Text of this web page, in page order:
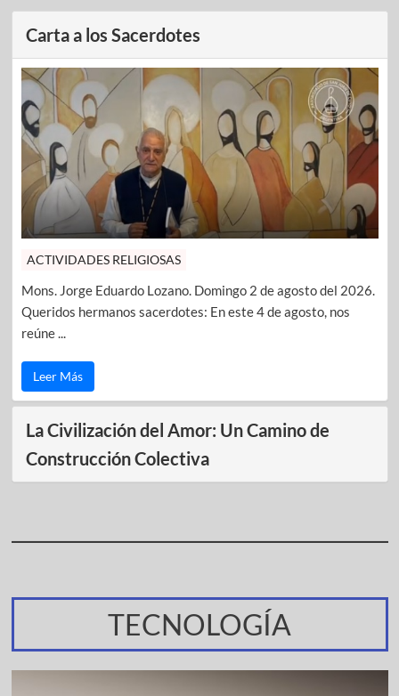
Carta a los Sacerdotes
ACTIVIDADES RELIGIOSAS
Mons. Jorge Eduardo Lozano. Domingo 2 de agosto del 2026.
Queridos hermanos sacerdotes: En este 4 de agosto, nos
reúne ...
Leer Más
La Civilización del Amor: Un Camino de
Construcción Colectiva
TECNOLOGÍA